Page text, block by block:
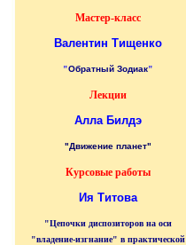
Мастер-класс
Валентин Тищенко
"Обратный Зодиак"
Лекции
Алла Билдэ
"Движение планет"
Курсовые работы
Ия Титова
"Цепочки диспозиторов на оси
"владение-изгнание" в практической